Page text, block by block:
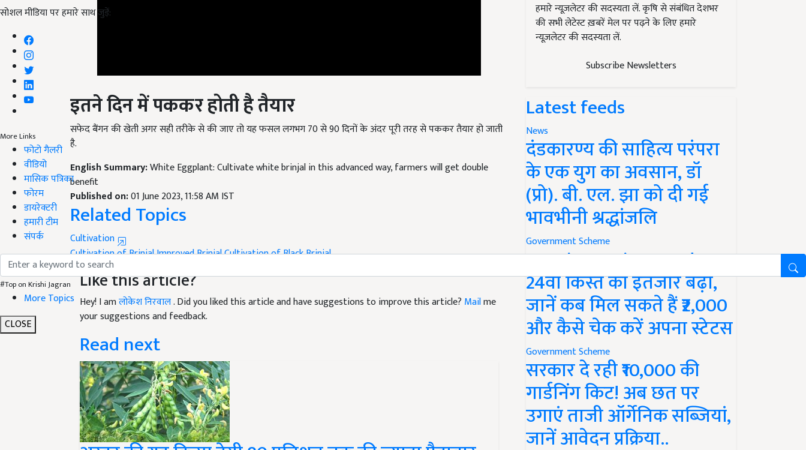
सोशल मीडिया पर हमारे साथ जुड़ें:
More Links
फोटो गैलरी
वीडियो
मासिक पत्रिका
फोरम
डायरेक्टरी
हमारी टीम
संपर्क
#Top on Krishi Jagran
More Topics
CLOSE
इतने दिन में पककर होती है तैयार
सफेद बैंगन की खेती अगर सही तरीके से की जाए तो यह फसल लगभग 70 से 90 दिनों के अंदर पूरी तरह से पककर तैयार हो जाती
है.
benefit
Published on:
Related Topics
Cultivation
Cultivation of Brinjal
Like this article?
Hey! I amलोकेश निरवाल. Did you liked this article and have suggestions to improve this article?
your suggestions and feedback.
Read next
अरहर की यह किस्म देगी 80 प्रतिशत तक की ज्यादा पैदावार,
हमारे न्यूज़लेटर की सदस्यता लें. कृषि से संबंधित देशभर
की सभी लेटेस्ट ख़बरें मेल पर पढ़ने के लिए हमारे
न्यूज़लेटर की सदस्यता लें.
Subscribe Newsletters
Latest feeds
News
दंडकारण्य की साहित्य परंपरा
के एक युग का अवसान, डॉ
(प्रो). बी. एल. झा को दी गई
भावभीनी श्रद्धांजलि
Government Scheme
PM Kisan Yojana Update:
24वीं किस्त का इंतजार बढ़ा,
जानें कब मिल सकते हैं ₹2,000
और कैसे चेक करें अपना स्टेटस
Government Scheme
सरकार दे रही ₹10,000 की
गार्डनिंग किट! अब छत पर
उगाएं ताजी ऑर्गेनिक सब्जियां,
जानें आवेदन प्रक्रिया..